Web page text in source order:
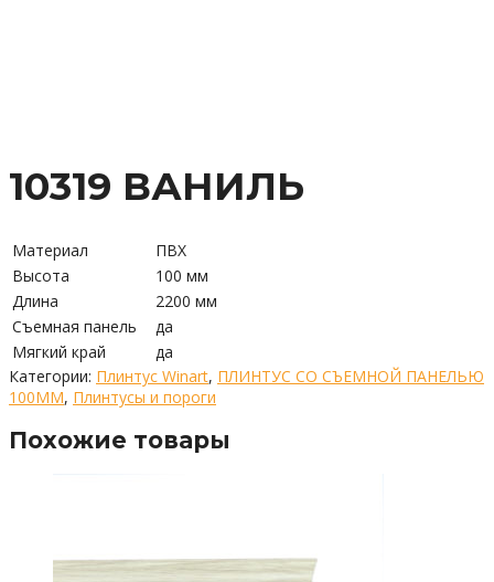
10319 ВАНИЛЬ
Материал
ПВХ
Высота
100 мм
Длина
2200 мм
Съемная панель
да
Мягкий край
да
Категории: Плинтус Winart, ПЛИНТУС СО СЪЕМНОЙ ПАНЕЛЬЮ
100ММ, Плинтусы и пороги
Похожие товары